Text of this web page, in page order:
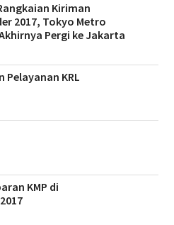
Kiriman
2017, Tokyo Metro
Pergi ke Jakarta
Pelayanan KRL
KMP di